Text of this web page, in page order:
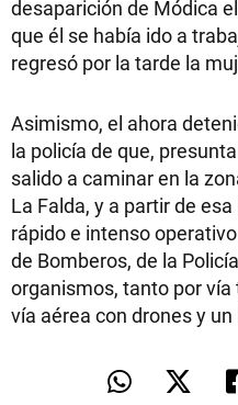
desaparición de Módica
que él se había ido a
regresó por la tarde la
Asimismo, el ahora
la policía de que,
salido a caminar en la
La Falda, y a partir de
rápido e intenso
de Bomberos, de la
organismos, tanto por
vía aérea con drones y